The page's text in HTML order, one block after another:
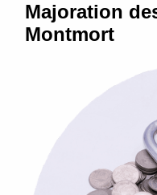
Majoration
Montmort